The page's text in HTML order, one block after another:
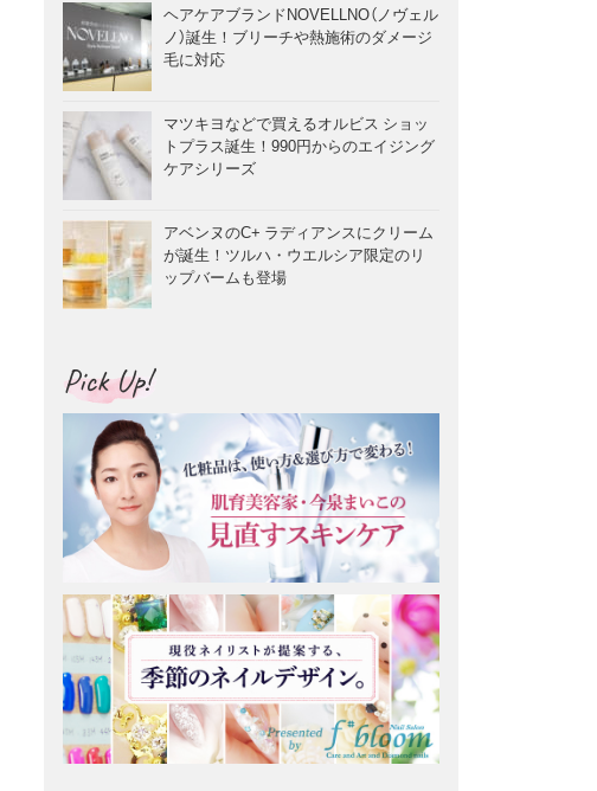
ヘアケアブランドNOVELLNO（ノヴェル
ノ）誕生！ブリーチや熱施術のダメージ
毛に対応
マツキヨなどで買えるオルビス ショッ
トプラス誕生！990円からのエイジング
ケアシリーズ
アベンヌのC+ ラディアンスにクリーム
が誕生！ツルハ・ウエルシア限定のリ
ップバームも登場
Pick Up!